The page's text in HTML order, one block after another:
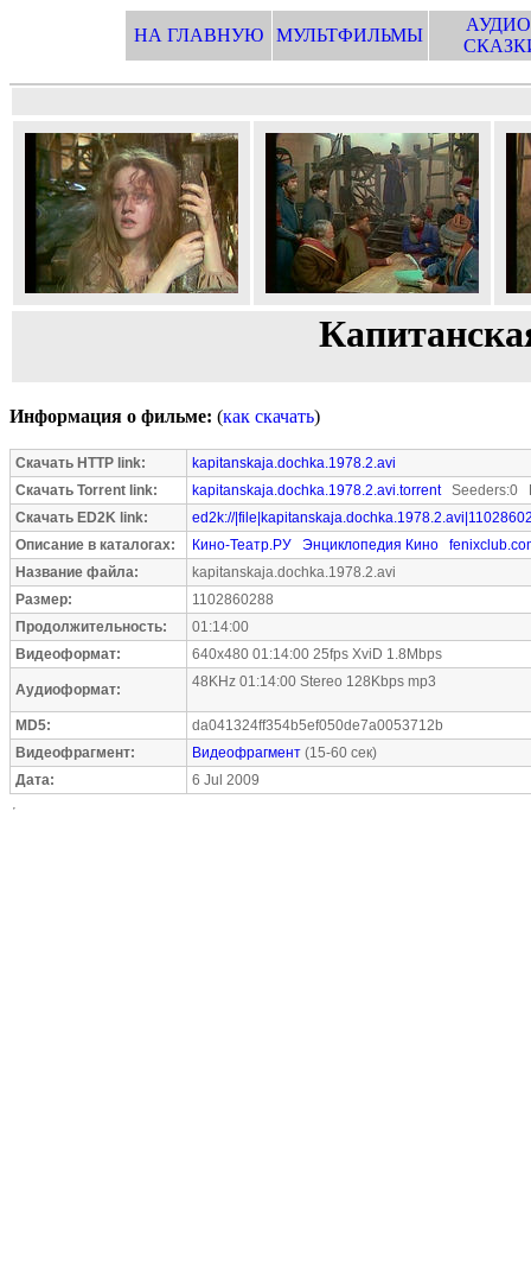
НА ГЛАВНУЮ МУЛЬТФИЛЬМЫ
Информация о фильме: (как скачать)
Скачать HTTP link:
kapitanskaja.dochka.1978.2.avi
Скачать Torrent link:
kapitanskaja.dochka.1978.2.avi.torrentSeeders:0
Скачать ED2K link:
ed2k://
Описание в каталогах:
Кино-Театр.РУ Энциклопедия Кино
Название файла:
kapitanskaja.dochka.1978.2.avi
Размер:
1102860288
Продолжительность:
01:14:00
Видеоформат:
640x480 01:14:00 25fps XviD 1.8Mbps
Аудиоформат: 48KHz 01:14:00 Stereo 128Kbps mp3
MD5:
da041324ff354b5ef050de7a0053712b
Видеофрагмент:
Видеофрагмент (15-60 сек)
Дата:
6 Jul 2009